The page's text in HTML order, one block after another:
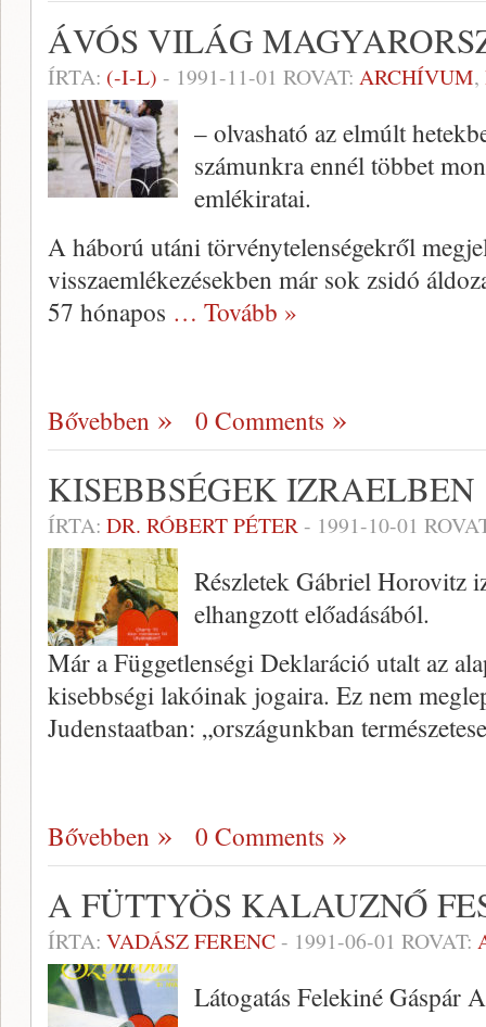
ÁVÓS VILÁG
ÍRTA: (-I-L) - 1991-11-01 ROVAT: ARCHÍVUM,
– olvasható az elmúlt
számunkra ennél többet
emlékiratai.
A háború utáni törvénytelenségekről
visszaemlékezésekben már sok zsidó
57 hónapos … Tovább »
Bővebben 0 Comments
KISEBBSÉGEK IZRAELBEN
ÍRTA: DR. RÓBERT PÉTER- 1991-10-01
Részletek Gábriel Horovitz
elhangzott előadásából.
Már a Függetlenségi Deklaráció utalt az
kisebbségi lakóinak jogaira. Ez nem
Judenstaatban: „országunkban
Bővebben 0 Comments
A FÜTTYÖS KALAUZNŐ
ÍRTA: VADÁSZ FERENC- 1991-06-01 ROVAT:
Látogatás Felekiné Gáspár